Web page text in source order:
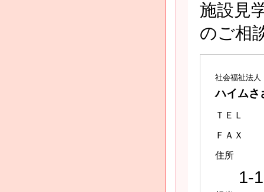
施設見
のご相
社会福祉法
ハイムさ
ＴＥＬ
ＦＡＸ
住所
1-